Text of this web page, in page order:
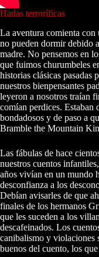
Hadas terroríficas
La aventura comienta
no pueden dormir debido
madre. No pensemos en
que fuimos churumbeles
historias clásicas
nuestros bienpensantes
leyeron a nosotros traían
comían perdices. Estaban
bondadosos y de paso a
Bramble the Mountain
Las fábulas de hace
nuestros cuentos
años vivían en un mundo
desconfianza a los
Debían avisarles de que
finales de los hermanos
que les suceden a los
descafeinados. Los
canibalismo y violaciones
buenos del cuento, los